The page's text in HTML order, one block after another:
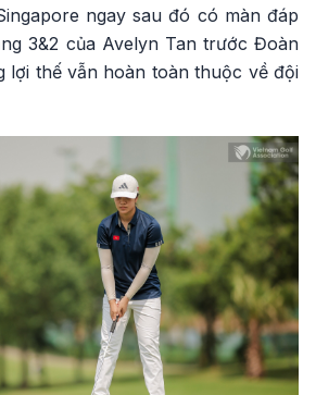
ngay sau đó có màn đáp
3&2 của Avelyn Tan trước Đoàn
lợi thế vẫn hoàn toàn thuộc về đội